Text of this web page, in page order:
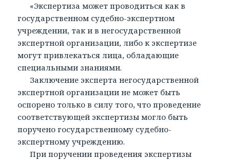
«Экспертиза может проводиться как в
государственном судебно-экспертном
учреждении, так и в негосударственной
экспертной организации, либо к экспертизе
могут привлекаться лица, обладающие
специальными знаниями.
Заключение эксперта негосударственной
экспертной организации не может быть
оспорено только в силу того, что проведение
соответствующей экспертизы могло быть
поручено государственному судебно-
экспертному учреждению.
При поручении проведения экспертизы